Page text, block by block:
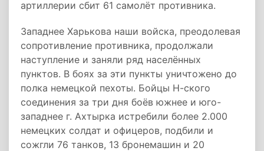
артиллерии сбит 61 самолёт противника.
Западнее Харькова наши войска, преодолевая
сопротивление противника, продолжали
наступление и заняли ряд населённых
пунктов. В боях за эти пункты уничтожено до
полка немецкой пехоты. Бойцы Н-ского
соединения за три дня боёв южнее и юго-
западнее г. Ахтырка истребили более 2.000
немецких солдат и офицеров, подбили и
сожгли 76 танков, 13 бронемашин и 20